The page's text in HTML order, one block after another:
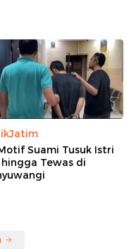
Suami Tusuk Istri
Tewas di